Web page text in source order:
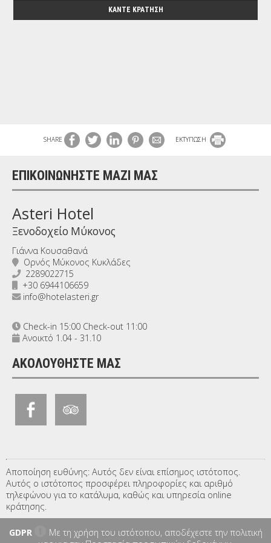
ΚΆΝΤΕ ΚΡΆΤΗΣΗ
SHARE ΕΚΤΥΠΩΣΗ
ΕΠΙΚΟΙΝΩΝΉΣΤΕ ΜΑΖΊ ΜΑΣ
Asteri Hotel
Ξενοδοχείο Μύκονος
Γιάννα Κουσαθανά
Ορνός Μύκονος Κυκλάδες
2289022715
+30 6944106659
info@hotelasteri.gr
Check-in 15:00 Check-out 11:00
Ανοικτό 1.04 - 31.10
ΑΚΟΛΟΥΘΉΣΤΕ ΜΑΣ
Αποποίηση ευθύνης: Αυτός δεν είναι επίσημος ιστότοπος.
Αυτός ο ιστότοπος προσφέρει πληροφορίες και αριθμό
τηλεφώνου για το κατάλυμα, καθώς και υπηρεσία online
κράτησης.
GDPR
Με τη χρήση του ιστότοπου, αποδέχεστε την πολιτική